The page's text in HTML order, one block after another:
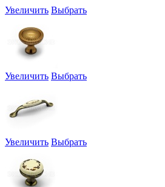
Увеличить Выбрать
Увеличить Выбрать
Увеличить Выбрать